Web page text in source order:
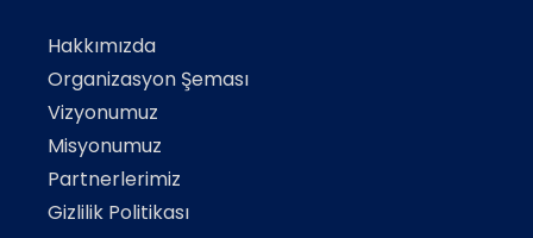
Hakkımızda
Organizasyon Şeması
Vizyonumuz
Misyonumuz
Partnerlerimiz
Gizlilik Politikası